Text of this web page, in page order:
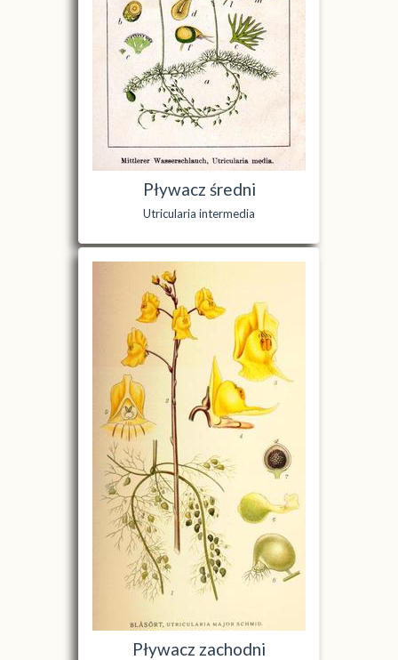
Pływacz średni
Utricularia intermedia
Pływacz zachodni